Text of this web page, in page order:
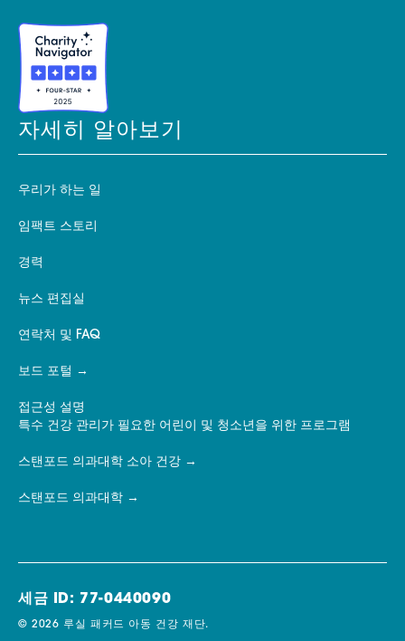
자세히 알아보기
우리가 하는 일
임팩트 스토리
경력
뉴스 편집실
연락처 및 FAQ
보드 포털
접근성 설명
특수 건강 관리가 필요한 어린이 및 청소년을 위한 프로그램
스탠포드 의과대학 소아 건강
스탠포드 의과대학
세금 ID: 77-0440090
© 2026 루실 패커드 아동 건강 재단.